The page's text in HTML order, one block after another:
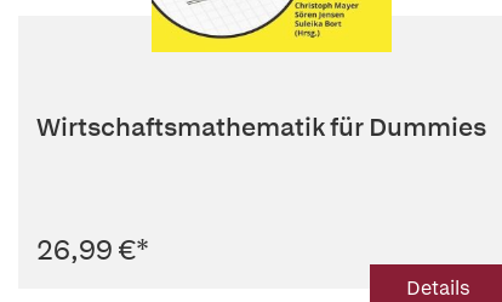
Wirtschaftsmathematik für Dummies
26,99 €*
Details